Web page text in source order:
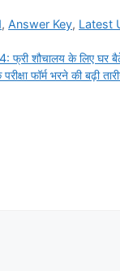
, Answer Key, Latest
शौचालय के लिए घर
फॉर्म भरने की बढ़ी